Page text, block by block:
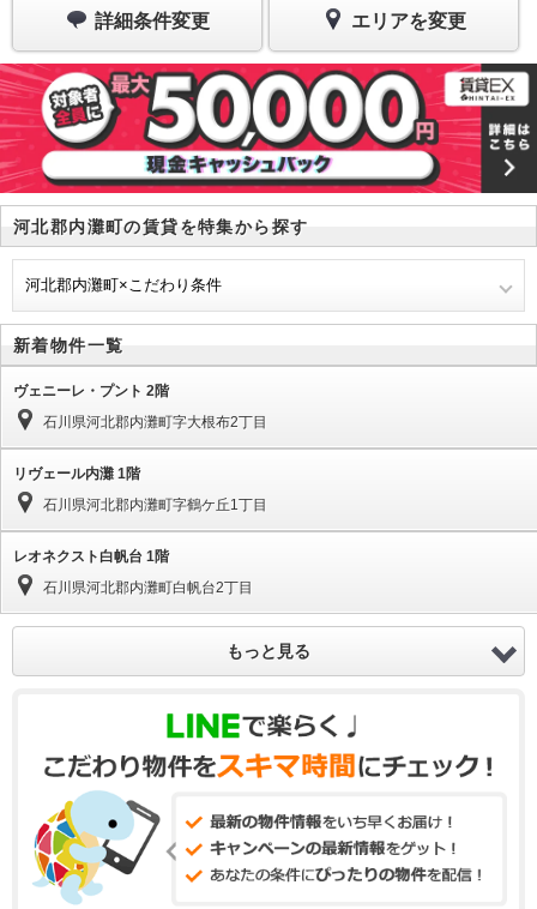
詳細条件変更 エリアを変更
河北郡内灘町の賃貸を特集から探す
河北郡内灘町×こだわり条件
新着物件一覧
ヴェニーレ・プント 2階
石川県河北郡内灘町字大根布2丁目
リヴェール内灘 1階
石川県河北郡内灘町字鶴ケ丘1丁目
レオネクスト白帆台 1階
石川県河北郡内灘町白帆台2丁目
もっと見る